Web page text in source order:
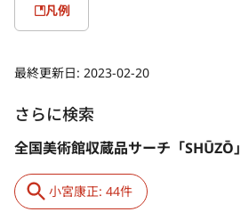
凡例
最終更新日: 2023-02-20
さらに検索
全国美術館収蔵品サーチ「SHŪZŌ」
小宮康正: 44件